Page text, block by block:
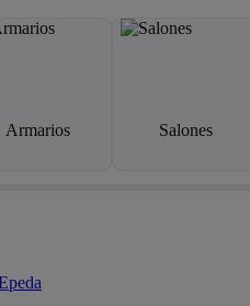
Armarios Salones